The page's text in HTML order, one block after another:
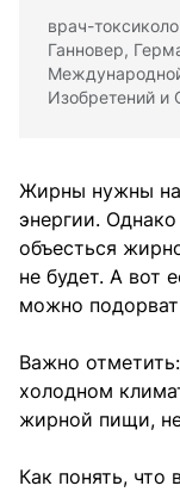
врач-
Ганновер,
Изобретений и
Жирны нужны
энергии.
объесться
не будет. А вот
можно
Важно
холодном
жирной пищи,
Как понять, что